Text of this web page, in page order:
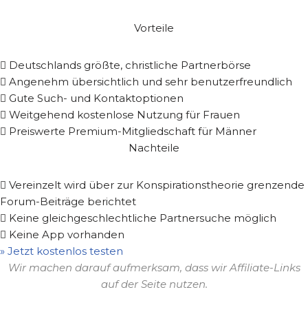
Vorteile
Deutschlands größte, christliche Partnerbörse
Angenehm übersichtlich und sehr benutzerfreundlich
Gute Such- und Kontaktoptionen
Weitgehend kostenlose Nutzung für Frauen
Preiswerte Premium-Mitgliedschaft für Männer
Nachteile
Vereinzelt wird über zur Konspirationstheorie grenzende
Forum-Beiträge berichtet
Keine gleichgeschlechtliche Partnersuche möglich
Keine App vorhanden
» Jetzt kostenlos testen
Wir machen darauf aufmerksam, dass wir Affiliate-Links
auf der Seite nutzen.